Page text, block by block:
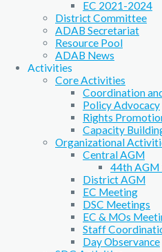
EC 2021-2024
District Committee
ADAB Secretariat
Resource Pool
ADAB News
Activities
Core Activities
Coordination
Policy Advocacy
Rights
Capacity
Organizational
Central AGM
44th AGM
District AGM
EC Meeting
DSC Meetings
EC & MOs
Staff
Day Observance